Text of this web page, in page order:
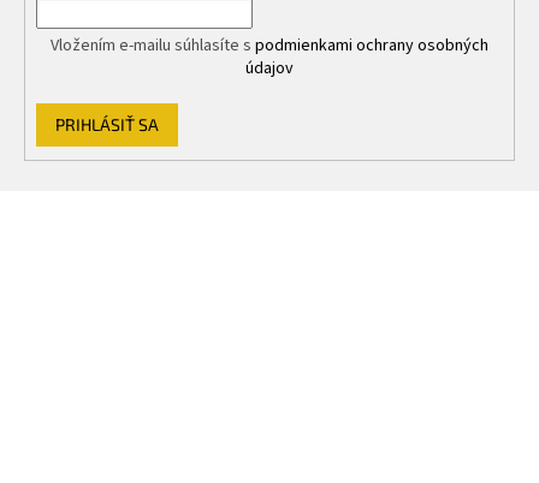
Vložením e-mailu súhlasíte s podmienkami ochrany osobných
údajov
PRIHLÁSIŤ SA